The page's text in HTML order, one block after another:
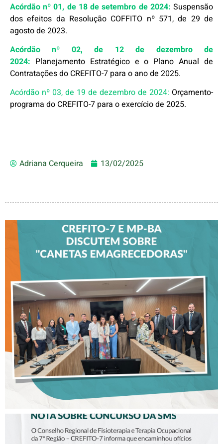
Acórdão nº 01, de 18 de setembro de 2024: Suspensão
dos efeitos da Resolução COFFITO nº 571, de 29 de
agosto de 2023.
Acórdão nº 02, de 12 de dezembro de
2024: Planejamento Estratégico e o Plano Anual de
Contratações do CREFITO-7 para o ano de 2025.
Acórdão nº 03, de 19 de dezembro de 2024: Orçamento-
programa do CREFITO-7 para o exercício de 2025.
Adriana Cerqueira 13/02/2025
CREFITO-7 E MP-BA
DISCUTEM SOBRE
“CANETAS
EMAGRECEDORAS”